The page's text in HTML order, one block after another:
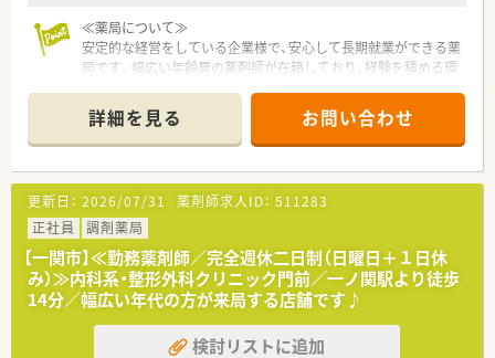
≪薬局について≫
安定的な経営をしている企業様で、安心して長期就業ができる薬
局です。幅広い年齢層の薬剤師が在籍しており、経験を積める環
配りができ、社員の定着率も良い薬局様です。
詳細を見る お問い合わせ
更新日： 2026/07/31 薬剤師求人ID： 511283
正社員
調剤薬局
【一関市】≪勤務薬剤師／完全週休二日制（日曜日＋１日休
み）≫内科系・整形外科クリニック門前／一ノ関駅より徒歩
14分／幅広い年代の方が来局する店舗です♪
検討リストに追加